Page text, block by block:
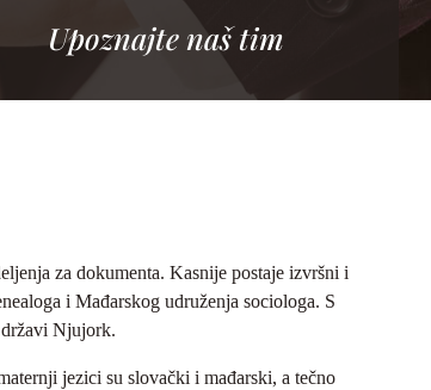
Upoznajte naš tim
za dokumenta. Kasnije postaje izvršni i
i Mađarskog udruženja sociologa. S
državi Njujork.
jezici su slovački i mađarski, a tečno